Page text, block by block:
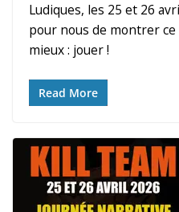
Ludiques, les 25 et 26
pour nous de montrer
mieux : jouer !
Read More